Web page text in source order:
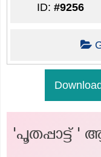
ID:#9256
'പൂതപ്പാട്ട്‌